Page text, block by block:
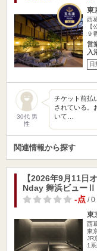
東
西
【
９
営
入
日
30代 男
性
チケット前払
されている。
いて…
関連情報から探す
【2026年9月11日
Nday 舞浜ビューⅡ
-点/ 0
東
西
東
JR
1